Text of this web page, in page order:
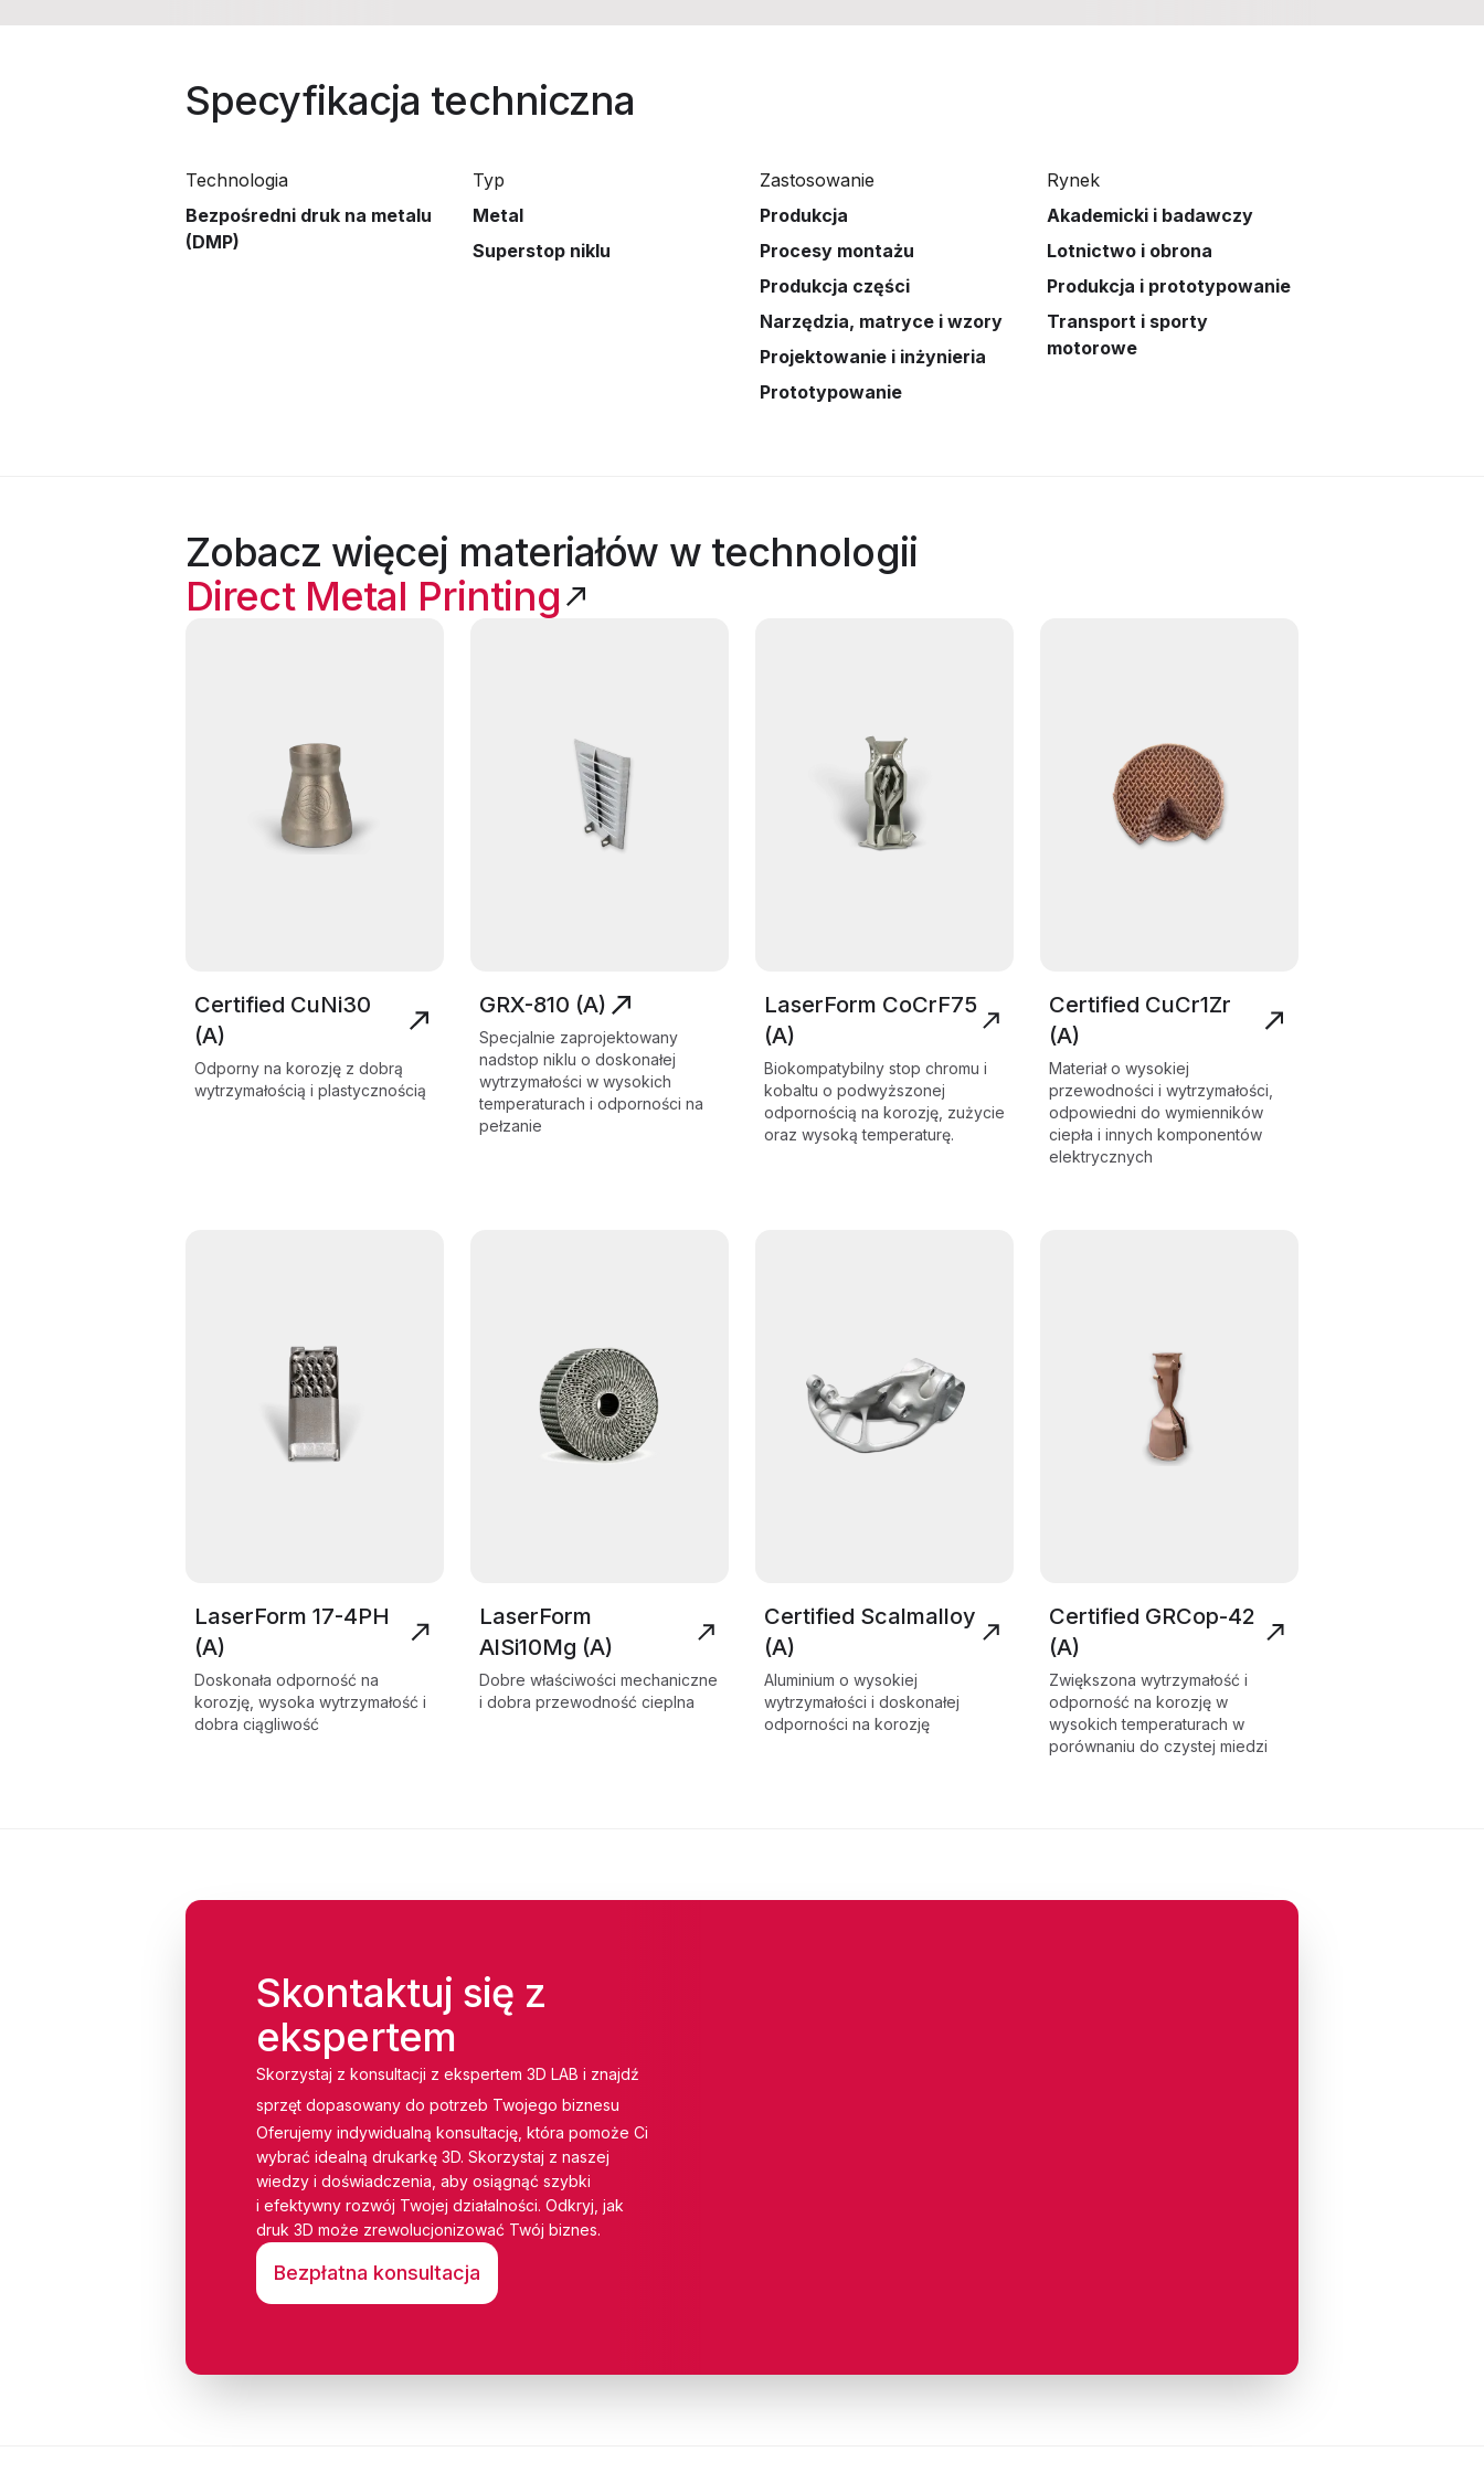
Specyfikacja techniczna
Technologia
Bezpośredni druk na metalu
(DMP)
Typ
Metal
Superstop niklu
Zastosowanie
Produkcja
Procesy montażu
Produkcja części
Narzędzia, matryce i wzory
Projektowanie i inżynieria
Prototypowanie
Rynek
Akademicki i badawczy
Lotnictwo i obrona
Produkcja i prototypowanie
Transport i sporty
motorowe
Zobacz więcej materiałów w technologii
Direct Metal Printing
Certified CuNi30
(A)
Odporny na korozję z dobrą
wytrzymałością i plastycznością
GRX-810 (A)
Specjalnie zaprojektowany
nadstop niklu o doskonałej
wytrzymałości w wysokich
temperaturach i odporności na
pełzanie
LaserForm CoCrF75
(A)
Biokompatybilny stop chromu i
kobaltu o podwyższonej
odpornością na korozję, zużycie
oraz wysoką temperaturę.
Certified CuCr1Zr
(A)
Materiał o wysokiej
przewodności i wytrzymałości,
odpowiedni do wymienników
ciepła i innych komponentów
elektrycznych
LaserForm 17-4PH
(A)
Doskonała odporność na
korozję, wysoka wytrzymałość i
dobra ciągliwość
LaserForm
AlSi10Mg (A)
Dobre właściwości mechaniczne
i dobra przewodność cieplna
Certified Scalmalloy
(A)
Aluminium o wysokiej
wytrzymałości i doskonałej
odporności na korozję
Certified GRCop-42
(A)
Zwiększona wytrzymałość i
odporność na korozję w
wysokich temperaturach w
porównaniu do czystej miedzi
Skontaktuj się z
ekspertem
Skorzystaj z konsultacji z ekspertem 3D LAB i znajdź
sprzęt dopasowany do potrzeb Twojego biznesu
Oferujemy indywidualną konsultację, która pomoże Ci
wybrać idealną drukarkę 3D. Skorzystaj z naszej
wiedzy i doświadczenia, aby osiągnąć szybki
i efektywny rozwój Twojej działalności. Odkryj, jak
druk 3D może zrewolucjonizować Twój biznes.
Bezpłatna konsultacja